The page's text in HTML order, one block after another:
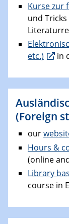
Kurse zur
und
etc.)
in
(Foreign
our
Hours &
(online
Library
course in